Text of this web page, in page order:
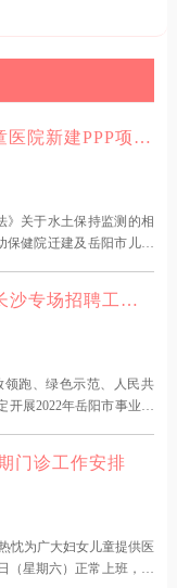
岳阳市妇幼保健院迁建及岳阳市儿童医院新建PPP项目水土流失监测报告公示公告
》关于水土保持监测的相
保健院迁建及岳阳市儿童
2022年岳阳市事业单位“四海揽才”长沙专场招聘工作人员公告
跑、绿色示范、人民共
开展2022年岳阳市事业单
计划及要求本次共计招
市区事业单
门诊工作安排
忱为广大妇女儿童提供医
（星期六）正常上班，所